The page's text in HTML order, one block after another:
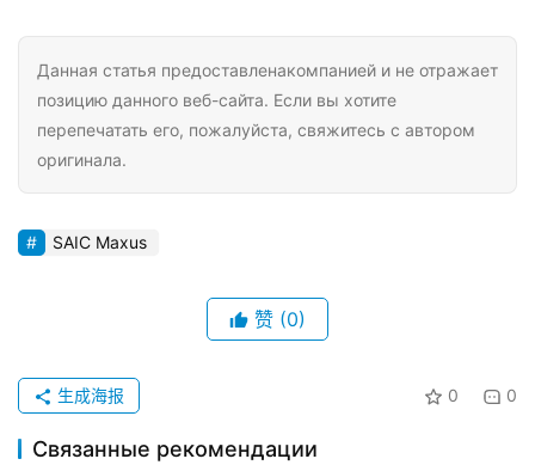
Данная статья предоставленакомпанией и не отражает
позицию данного веб-сайта. Если вы хотите
перепечатать его, пожалуйста, свяжитесь с автором
оригинала.
SAIC Maxus
赞 (0)
0 0
生成海报
Связанные рекомендации